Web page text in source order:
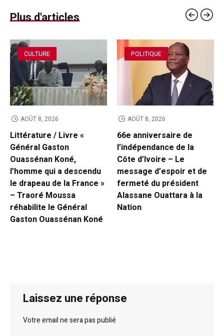
Plus d'articles
CULTURE
AOÛT 8, 2026
Littérature / Livre «
Général Gaston
Ouassénan Koné,
l’homme qui a descendu
le drapeau de la France »
– Traoré Moussa
réhabilite le Général
Gaston Ouassénan Koné
POLITIQUE
AOÛT 8, 2026
66e anniversaire de
l’indépendance de la
Côte d’Ivoire – Le
message d’espoir et de
fermeté du président
Alassane Ouattara à la
Nation
Laissez une réponse
Votre email ne sera pas publié